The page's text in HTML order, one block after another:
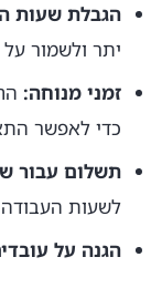
הגבלת שעות
יתר ולשמור
זמני מנוחה:
כדי לאפשר
תשלום עבור
לשעות העבודה
הגנה על